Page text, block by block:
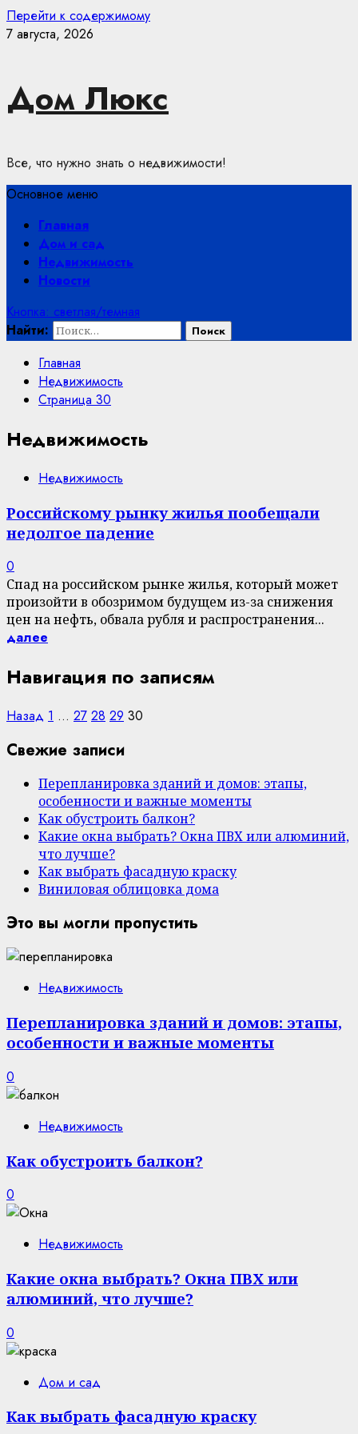
Перейти к содержимому
7 августа, 2026
Дом Люкс
Все, что нужно знать о недвижимости!
Основное меню
Главная
Дом и сад
Недвижимость
Новости
Кнопка: светлая/темная
Найти:
Главная
Недвижимость
Страница 30
Недвижимость
Недвижимость
Российскому рынку жилья пообещали
недолгое падение
0
Спад на российском рынке жилья, который может
произойти в обозримом будущем из-за снижения
цен на нефть, обвала рубля и распространения...
далее
Навигация по записям
Назад 1 … 27 28 29 30
Свежие записи
Перепланировка зданий и домов: этапы,
особенности и важные моменты
Как обустроить балкон?
Какие окна выбрать? Окна ПВХ или алюминий,
что лучше?
Как выбрать фасадную краску
Виниловая облицовка дома
Это вы могли пропустить
Недвижимость
Перепланировка зданий и домов: этапы,
особенности и важные моменты
0
Недвижимость
Как обустроить балкон?
0
Недвижимость
Какие окна выбрать? Окна ПВХ или
алюминий, что лучше?
0
Дом и сад
Как выбрать фасадную краску